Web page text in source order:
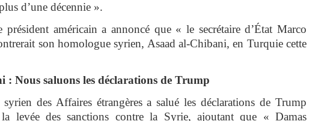
d’une décennie ».
américain a annoncé que « le secrétaire d’État Marco
son homologue syrien, Asaad al-Chibani, en Turquie cette
: Nous saluons les déclarations de Trump
des Affaires étrangères a salué les déclarations de Trump
la levée des sanctions contre la Syrie, ajoutant que « Damas